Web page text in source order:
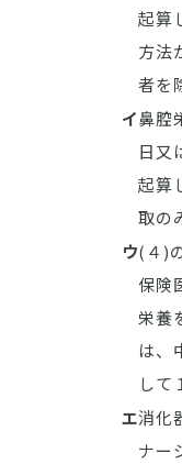
起算
方法
者を
イ鼻腔
日又
起算
取の
ウ(４)
保険
栄養
は、
して
エ消化
ナー